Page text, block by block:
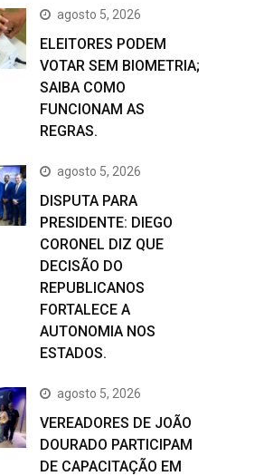
agosto 5, 2026
ELEITORES PODEM
VOTAR SEM BIOMETRIA;
SAIBA COMO
FUNCIONAM AS
REGRAS.
agosto 5, 2026
DISPUTA PARA
PRESIDENTE: DIEGO
CORONEL DIZ QUE
DECISÃO DO
REPUBLICANOS
FORTALECE A
AUTONOMIA NOS
ESTADOS.
agosto 5, 2026
VEREADORES DE JOÃO
DOURADO PARTICIPAM
DE CAPACITAÇÃO EM